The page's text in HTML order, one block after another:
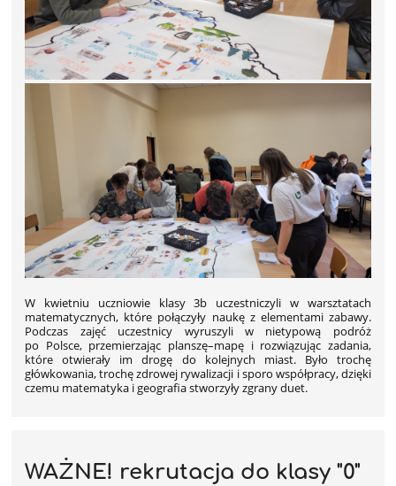
W kwietniu uczniowie klasy 3b uczestniczyli w warsztatach
matematycznych, które połączyły naukę z elementami zabawy.
Podczas zajęć uczestnicy wyruszyli w nietypową podróż
po Polsce, przemierzając planszę–mapę i rozwiązując zadania,
które otwierały im drogę do kolejnych miast. Było trochę
główkowania, trochę zdrowej rywalizacji i sporo współpracy, dzięki
czemu matematyka i geografia stworzyły zgrany duet.
WAŻNE! rekrutacja do klasy "0"